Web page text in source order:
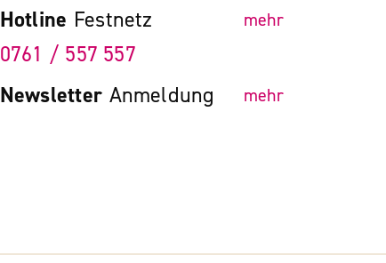
Hotline Festnetz mehr
0761 / 557 557
Newsletter Anmeldung mehr